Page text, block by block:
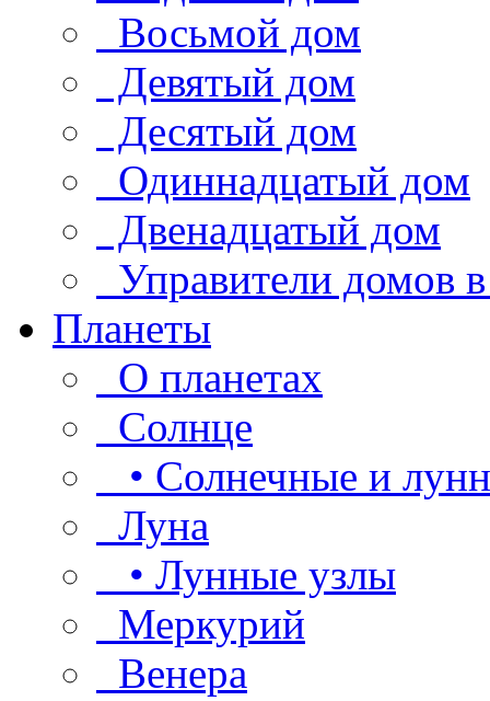
Восьмой дом
Девятый дом
Десятый дом
Одиннадцатый дом
Двенадцатый дом
Управители домов
Планеты
О планетах
Солнце
• Солнечные и
Луна
• Лунные узлы
Меркурий
Венера